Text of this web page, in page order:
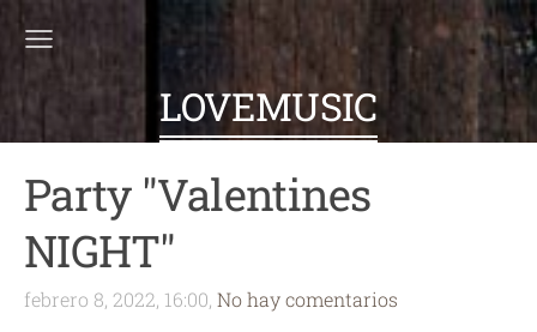
LOVEMUSIC
Party "Valentines
NIGHT"
febrero 8, 2022, 16:00, No hay comentarios